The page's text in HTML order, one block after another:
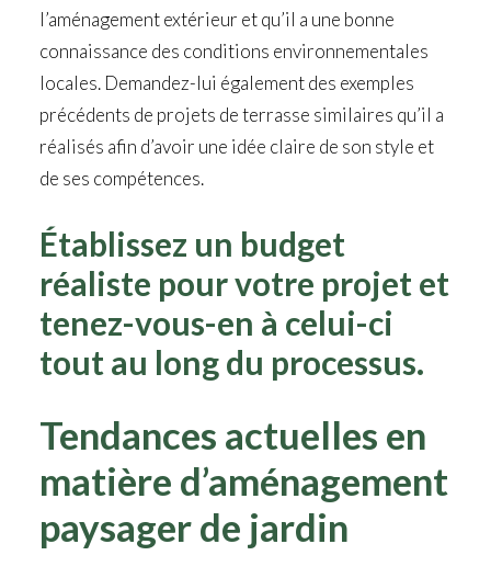
l’aménagement extérieur et qu’il a une bonne
connaissance des conditions environnementales
locales. Demandez-lui également des exemples
précédents de projets de terrasse similaires qu’il a
réalisés afin d’avoir une idée claire de son style et
de ses compétences.
Établissez un budget
réaliste pour votre projet et
tenez-vous-en à celui-ci
tout au long du processus.
Tendances actuelles en
matière d’aménagement
paysager de jardin